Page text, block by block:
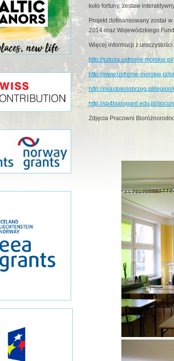
koło fortuny, zestaw
Projekt dofinansowany został
2014 oraz Wojewódzkiego
Więcej informacji z
http://szkola.ustronie-
http://www.ustronie-morskie.pl/
http://miastokolobrzeg.pl/
http://sp4bialogard.edu.pl/
Zdjęcia Pracowni